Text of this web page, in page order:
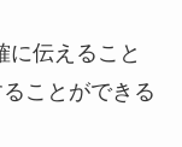
に伝えること
ことができる